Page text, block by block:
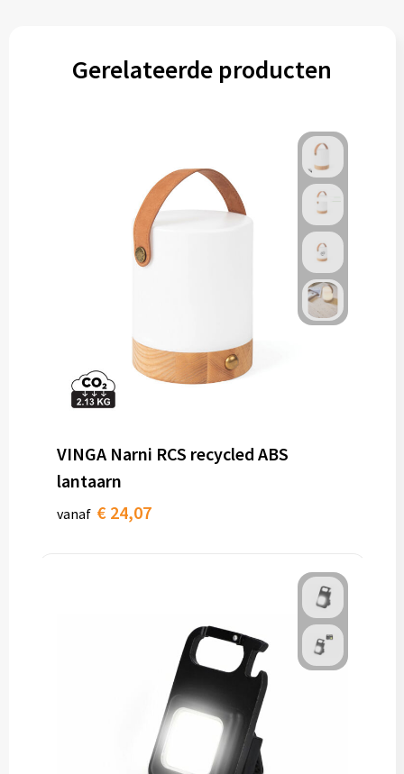
Gerelateerde producten
VINGA Narni RCS recycled ABS
lantaarn
vanaf € 24,07